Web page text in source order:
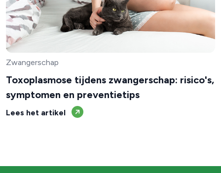
Zwangerschap
Toxoplasmose tijdens zwangerschap: risico's,
symptomen en preventietips
Lees het artikel